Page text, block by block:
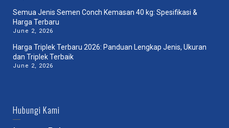
Semua Jenis Semen Conch Kemasan 40 kg: Spesifikasi &
Harga Terbaru
June 2, 2026
Harga Triplek Terbaru 2026: Panduan Lengkap Jenis, Ukuran
dan Triplek Terbaik
June 2, 2026
Hubungi Kami